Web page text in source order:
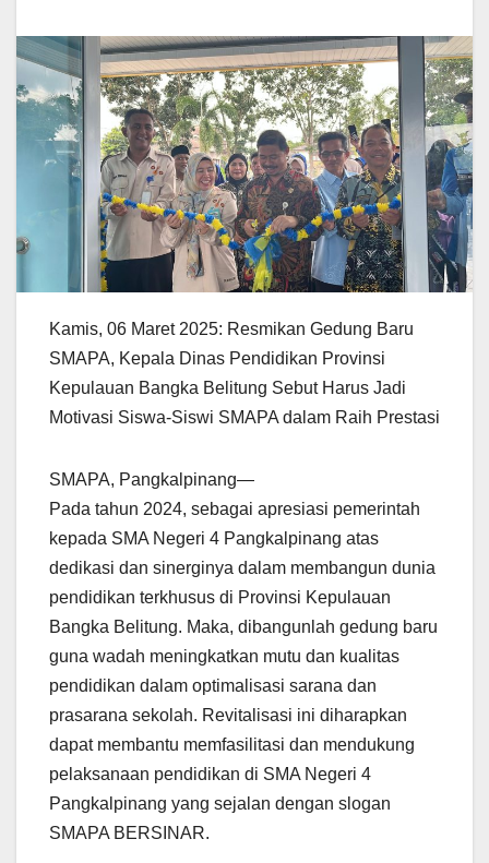
Kamis, 06 Maret 2025: Resmikan Gedung Baru
SMAPA, Kepala Dinas Pendidikan Provinsi
Kepulauan Bangka Belitung Sebut Harus Jadi
Motivasi Siswa-Siswi SMAPA dalam Raih Prestasi
SMAPA, Pangkalpinang—
Pada tahun 2024, sebagai apresiasi pemerintah
kepada SMA Negeri 4 Pangkalpinang atas
dedikasi dan sinerginya dalam membangun dunia
pendidikan terkhusus di Provinsi Kepulauan
Bangka Belitung. Maka, dibangunlah gedung baru
guna wadah meningkatkan mutu dan kualitas
pendidikan dalam optimalisasi sarana dan
prasarana sekolah. Revitalisasi ini diharapkan
dapat membantu memfasilitasi dan mendukung
pelaksanaan pendidikan di SMA Negeri 4
Pangkalpinang yang sejalan dengan slogan
SMAPA BERSINAR.